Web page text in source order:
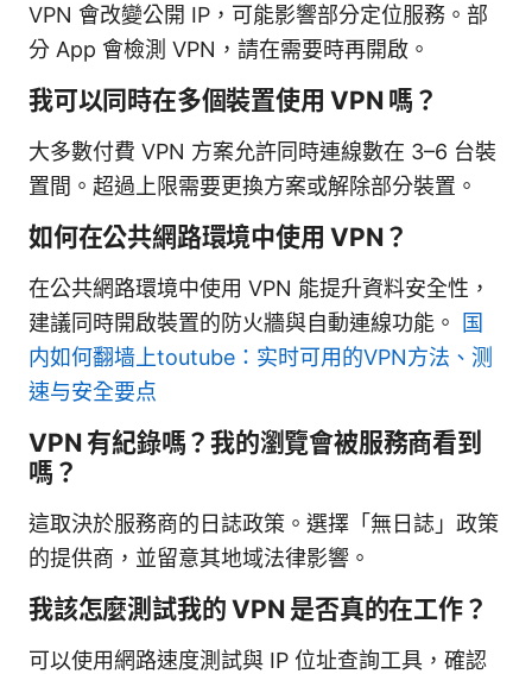
VPN 會改變公開 IP，可能影響部分定位服務。部
分 App 會檢測 VPN，請在需要時再開啟。
我可以同時在多個裝置使用 VPN 嗎？
大多數付費 VPN 方案允許同時連線數在 3–6 台裝
置間。超過上限需要更換方案或解除部分裝置。
如何在公共網路環境中使用 VPN？
在公共網路環境中使用 VPN 能提升資料安全性，
建議同時開啟裝置的防火牆與自動連線功能。
国
内如何翻墙上toutube：实时可用的VPN方法、测
速与安全要点
VPN 有紀錄嗎？我的瀏覽會被服務商看到
嗎？
這取決於服務商的日誌政策。選擇「無日誌」政策
的提供商，並留意其地域法律影響。
我該怎麼測試我的 VPN 是否真的在工作？
可以使用網路速度測試與 IP 位址查詢工具，確認